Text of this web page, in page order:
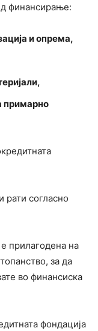
финансирање:
и опрема,
примарно
рати согласно
прилагодена на
за да
во финансиска
фондација